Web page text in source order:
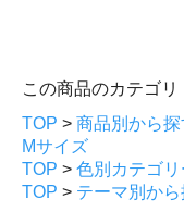
この商品のカテゴリ
TOP > 商品別から探
Mサイズ
TOP > 色別カテゴリ
TOP > テーマ別から